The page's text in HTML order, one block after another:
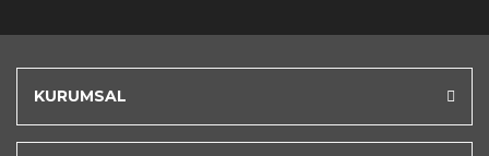
KURUMSAL